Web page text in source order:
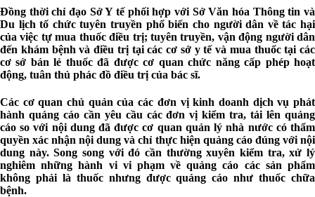
Đồng thời chỉ đạo Sở Y tế phối hợp với Sở Văn hóa Thông tin và
Du lịch tổ chức tuyên truyền phổ biến cho người dân về tác hại
của việc tự mua thuốc điều trị; tuyên truyền, vận động người dân
đến khám bệnh và điều trị tại các cơ sở y tế và mua thuốc tại các
cơ sở bán lẻ thuốc đã được cơ quan chức năng cấp phép hoạt
động, tuân thủ phác đồ điều trị của bác sĩ.
Các cơ quan chủ quản của các đơn vị kinh doanh dịch vụ phát
hành quảng cáo cần yêu cầu các đơn vị kiểm tra, tải lên quảng
cáo so với nội dung đã được cơ quan quản lý nhà nước có thẩm
quyền xác nhận nội dung và chỉ thực hiện quảng cáo đúng với nội
dung này. Song song với đó cần thường xuyên kiểm tra, xử lý
nghiêm những hành vi vi phạm về quảng cáo các sản phẩm
không phải là thuốc nhưng được quảng cáo như thuốc chữa
bệnh.